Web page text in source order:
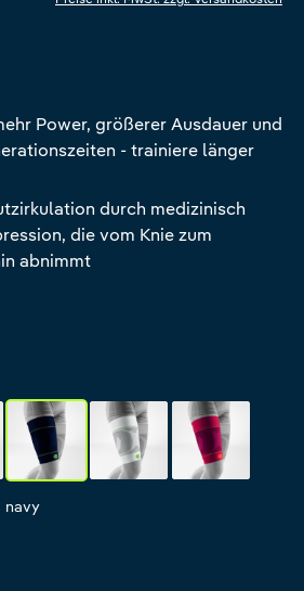
von 5 von 5 Sternen
Power, größerer Ausdauer und
- trainiere länger
durch medizinisch
die vom Knie zum
abnimmt
navy
navy
white pink